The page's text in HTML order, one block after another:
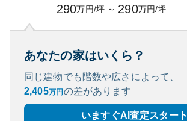
290万円/坪 ～ 290万円/坪
あなたの家はいくら？
同じ建物でも階数や広さによって、
2,405万円 の差があります
いますぐAI査定スタート